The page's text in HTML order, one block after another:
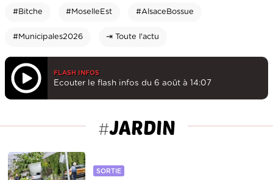
#Bitche #MoselleEst #AlsaceBossue
#Municipales2026 ⇥ Toute l'actu
FLASH INFOS
Ecouter le flash infos du 6 août à 14:07
#JARDIN
SORTIE